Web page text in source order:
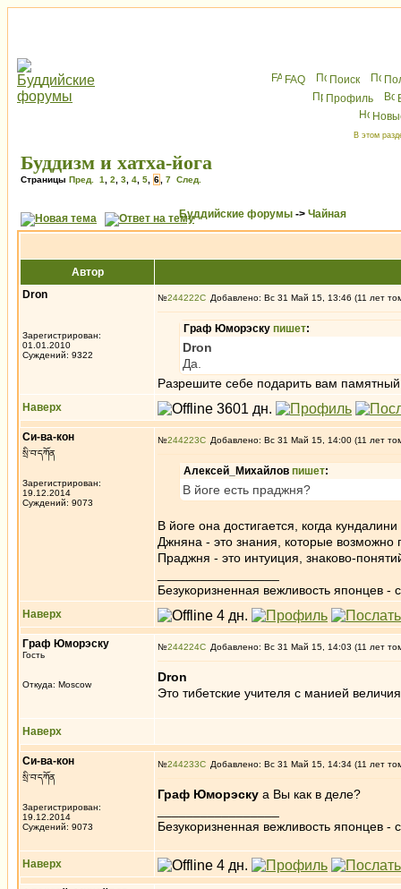
FAQ Поиск
Профиль
В этом
Буддизм и хатха-йога
Страницы Пред. 1 2 3 4 5 6 7 След.
Буддийские форумы -> Чайная
Автор
Dron
Зарегистрирован:
01.01.2010
Суждений: 9322
№244222 Добавлено: Вс 31 Май 15, 13:46 (11 лет
Граф Юморэску пишет:
Dron
Да.
Разрешите себе подарить вам
Наверх
Си-ва-кон
སྲི་བ་དཀོན
Зарегистрирован:
19.12.2014
Суждений: 9073
№244223 Добавлено: Вс 31 Май 15, 14:00 (11 лет
Алексей_Михайлов пишет:
В йоге есть праджня?
В йоге она достигается, когда
Джняна - это знания, которые возможно
Праджня - это интуиция, знаково-
Безукоризненная вежливость японцев -
Наверх
Граф Юморэску
Гость
Откуда: Moscow
№244224 Добавлено: Вс 31 Май 15, 14:03 (11 лет
Dron
Это тибетские учителя с манией
Наверх
Си-ва-кон
སྲི་བ་དཀོན
Зарегистрирован:
19.12.2014
Суждений: 9073
№244233 Добавлено: Вс 31 Май 15, 14:34 (11 лет
Граф Юморэску а Вы как в деле?
Безукоризненная вежливость японцев -
Наверх